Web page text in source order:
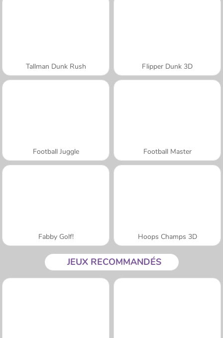
Tallman Dunk Rush Flipper Dunk 3D
Football Juggle Football Master
Fabby Golf! Hoops Champs 3D
JEUX RECOMMANDÉS